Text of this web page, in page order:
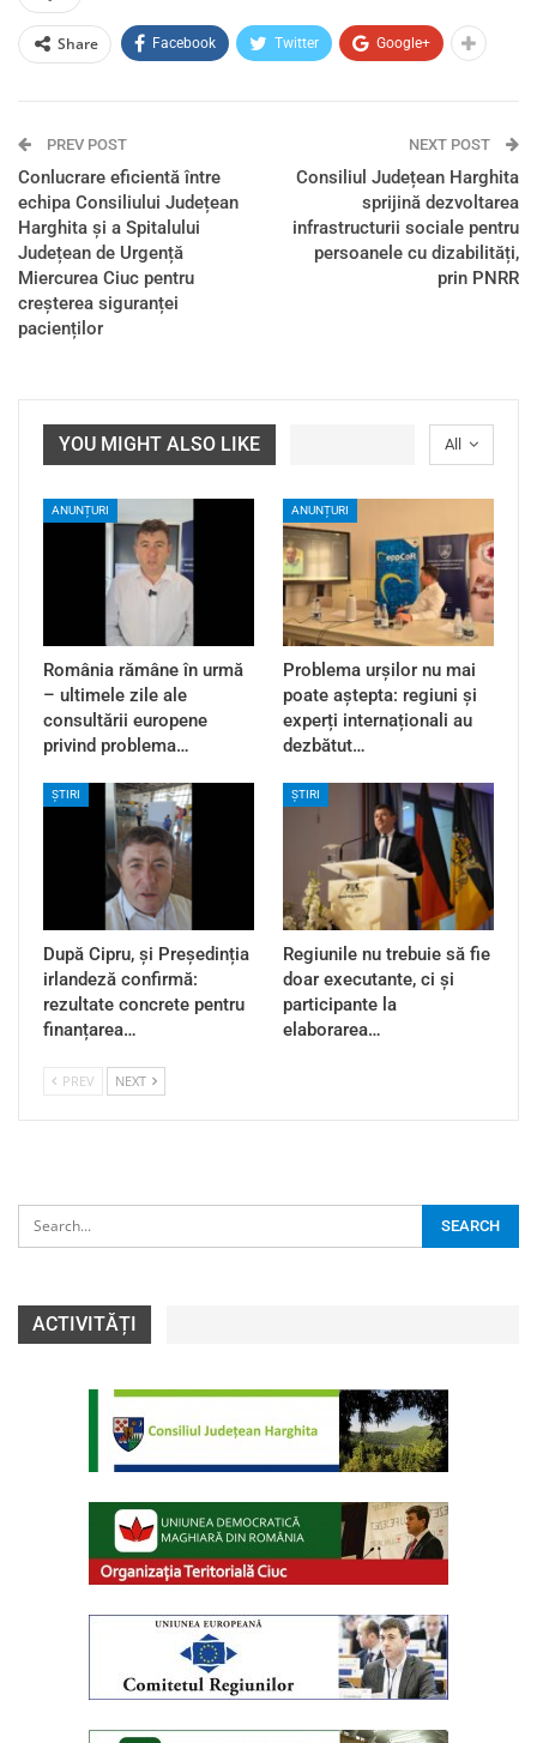
Share Facebook Twitter Google+
PREV POST
Conlucrare eficientă între
echipa Consiliului Județean
Harghita și a Spitalului
Județean de Urgență
Miercurea Ciuc pentru
creșterea siguranței
pacienților
NEXT POST
Consiliul Județean Harghita
sprijină dezvoltarea
infrastructurii sociale pentru
persoanele cu dizabilități,
prin PNRR
All
YOU MIGHT ALSO LIKE
ANUNȚURI
România rămâne în urmă
– ultimele zile ale
consultării europene
privind problema…
ANUNȚURI
Problema urșilor nu mai
poate aștepta: regiuni și
experți internaționali au
dezbătut…
ȘTIRI
După Cipru, și Președinția
irlandeză confirmă:
rezultate concrete pentru
finanțarea…
ȘTIRI
Regiunile nu trebuie să fie
doar executante, ci și
participante la
elaborarea…
PREV NEXT
ACTIVITĂȚI